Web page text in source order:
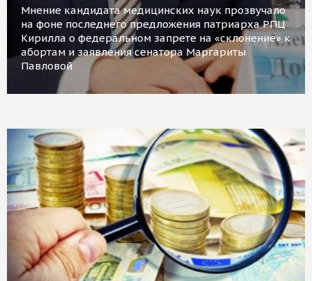
Мнение кандидата медицинских наук прозвучало
на фоне последнего предложения патриарха РПЦ
Кирилла о федеральном запрете на «склонение» к
абортам и заявления сенатора Маргариты
Павловой